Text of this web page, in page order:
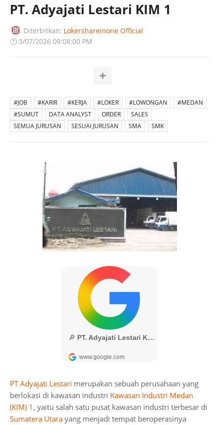
PT. Adyajati Lestari KIM 1
Diterbitkan: Lokershareinone Official
🕐 3/07/2026 09:08:00 PM
#JOB #KARIR #KERJA #LOKER #LOWONGAN
#MEDAN
#SUMUT
DATA ANALYST ORDER
SALES
SEMUA JURUSAN
SESUAI JURUSAN SMA SMK
PT Adyajati Lestari merupakan sebuah perusahaan yang
berlokasi di kawasan industri Kawasan Industri Medan
(KIM) 1 , yaitu salah satu pusat kawasan industri terbesar di
Sumatera Utara yang menjadi tempat beroperasinya